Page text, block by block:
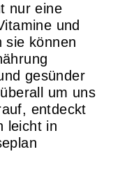
nur eine
und
sie können
gesünder
um uns
entdeckt
leicht in